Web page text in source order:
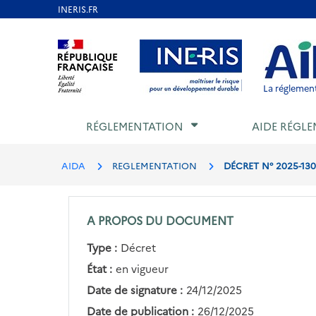
Aller au contenu Aller au menu Aller au
La
RÉGLEMENTATION AIDE
AIDA REGLEMENTATION DÉCRET N° 2025-
A PROPOS DU DOCUMENT
Type : Décret
État : en vigueur
Date de signature : 24/12/2025
Date de publication : 26/12/2025